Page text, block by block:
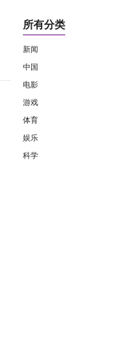
所有分类
新闻
中国
电影
游戏
体育
娱乐
科学